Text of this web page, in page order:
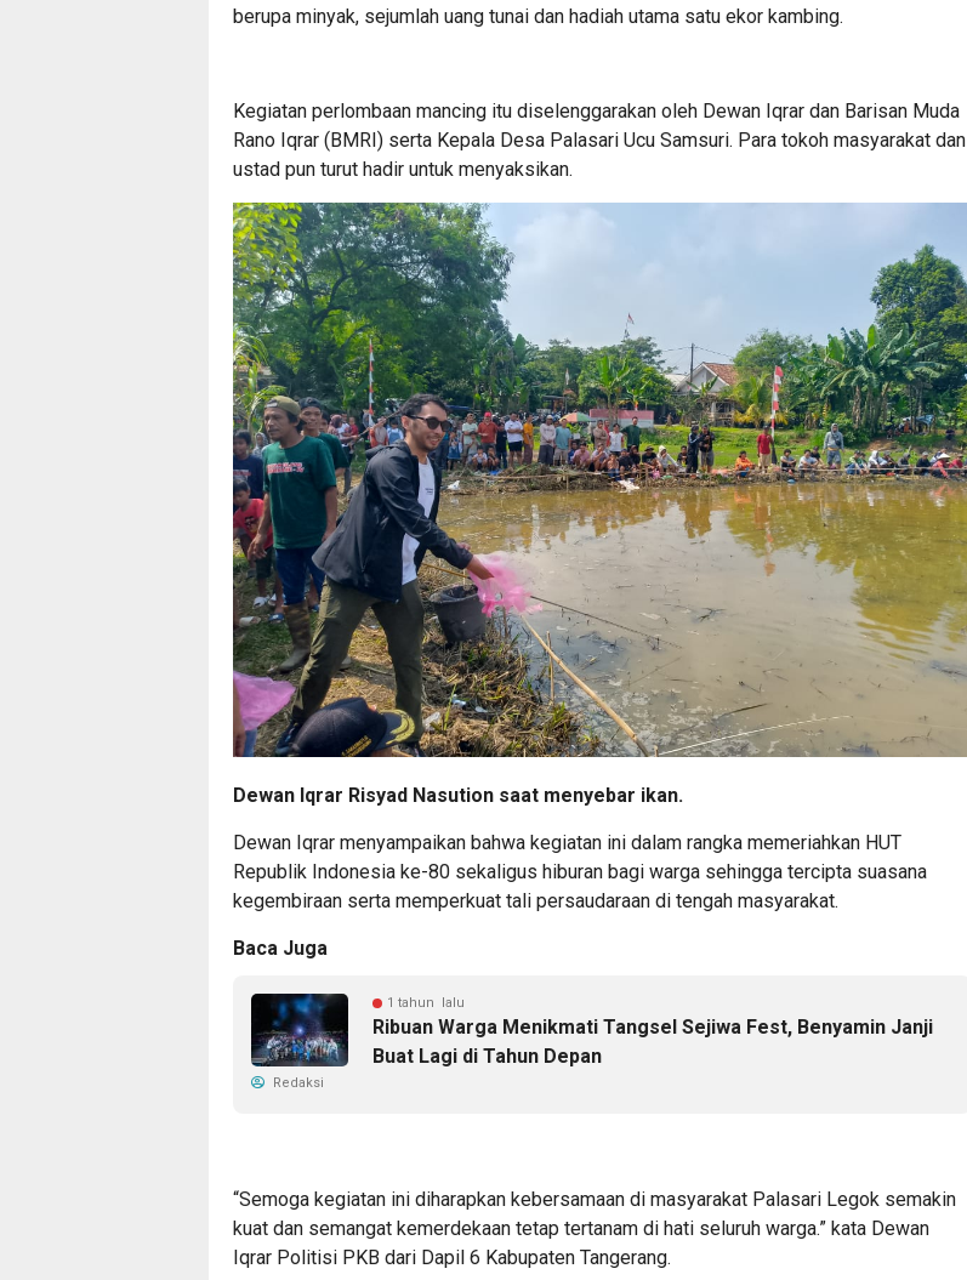
berupa minyak, sejumlah uang tunai dan hadiah utama satu ekor kambing.
Kegiatan perlombaan mancing itu diselenggarakan oleh Dewan Iqrar dan Barisan Muda
Rano Iqrar (BMRI) serta Kepala Desa Palasari Ucu Samsuri. Para tokoh masyarakat dan
ustad pun turut hadir untuk menyaksikan.
Dewan Iqrar Risyad Nasution saat menyebar ikan.
Dewan Iqrar menyampaikan bahwa kegiatan ini dalam rangka memeriahkan HUT
Republik Indonesia ke-80 sekaligus hiburan bagi warga sehingga tercipta suasana
kegembiraan serta memperkuat tali persaudaraan di tengah masyarakat.
Baca Juga
1 tahun lalu
Ribuan Warga Menikmati Tangsel Sejiwa Fest, Benyamin Janji
Buat Lagi di Tahun Depan
Redaksi
“Semoga kegiatan ini diharapkan kebersamaan di masyarakat Palasari Legok semakin
kuat dan semangat kemerdekaan tetap tertanam di hati seluruh warga.” kata Dewan
Iqrar Politisi PKB dari Dapil 6 Kabupaten Tangerang.